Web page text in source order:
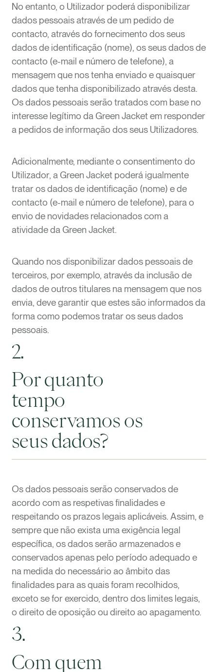
No entanto, o Utilizador poderá disponibilizar
dados pessoais através de um pedido de
contacto, através do fornecimento dos seus
dados de identificação (nome), os seus dados de
contacto (e-mail e número de telefone), a
mensagem que nos tenha enviado e quaisquer
dados que tenha disponibilizado através desta.
Os dados pessoais serão tratados com base no
interesse legítimo da Green Jacket em responder
a pedidos de informação dos seus Utilizadores.
Adicionalmente, mediante o consentimento do
Utilizador, a Green Jacket poderá igualmente
tratar os dados de identificação (nome) e de
contacto (e-mail e número de telefone), para o
envio de novidades relacionados com a
atividade da Green Jacket.
Quando nos disponibilizar dados pessoais de
terceiros, por exemplo, através da inclusão de
dados de outros titulares na mensagem que nos
envia, deve garantir que estes são informados da
forma como podemos tratar os seus dados
pessoais.
2.
Por quanto
tempo
conservamos os
seus dados?
Os dados pessoais serão conservados de
acordo com as respetivas finalidades e
respeitando os prazos legais aplicáveis. Assim, e
sempre que não exista uma exigência legal
específica, os dados serão armazenados e
conservados apenas pelo período adequado e
na medida do necessário ao âmbito das
finalidades para as quais foram recolhidos,
exceto se for exercido, dentro dos limites legais,
o direito de oposição ou direito ao apagamento.
3.
Com quem